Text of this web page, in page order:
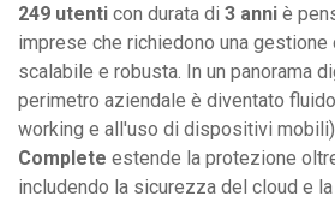
249 utenti con durata di 3 anni è
imprese che richiedono una gestione
scalabile e robusta. In un panorama
perimetro aziendale è diventato
working e all'uso di dispositivi
Complete estende la protezione
includendo la sicurezza del cloud e